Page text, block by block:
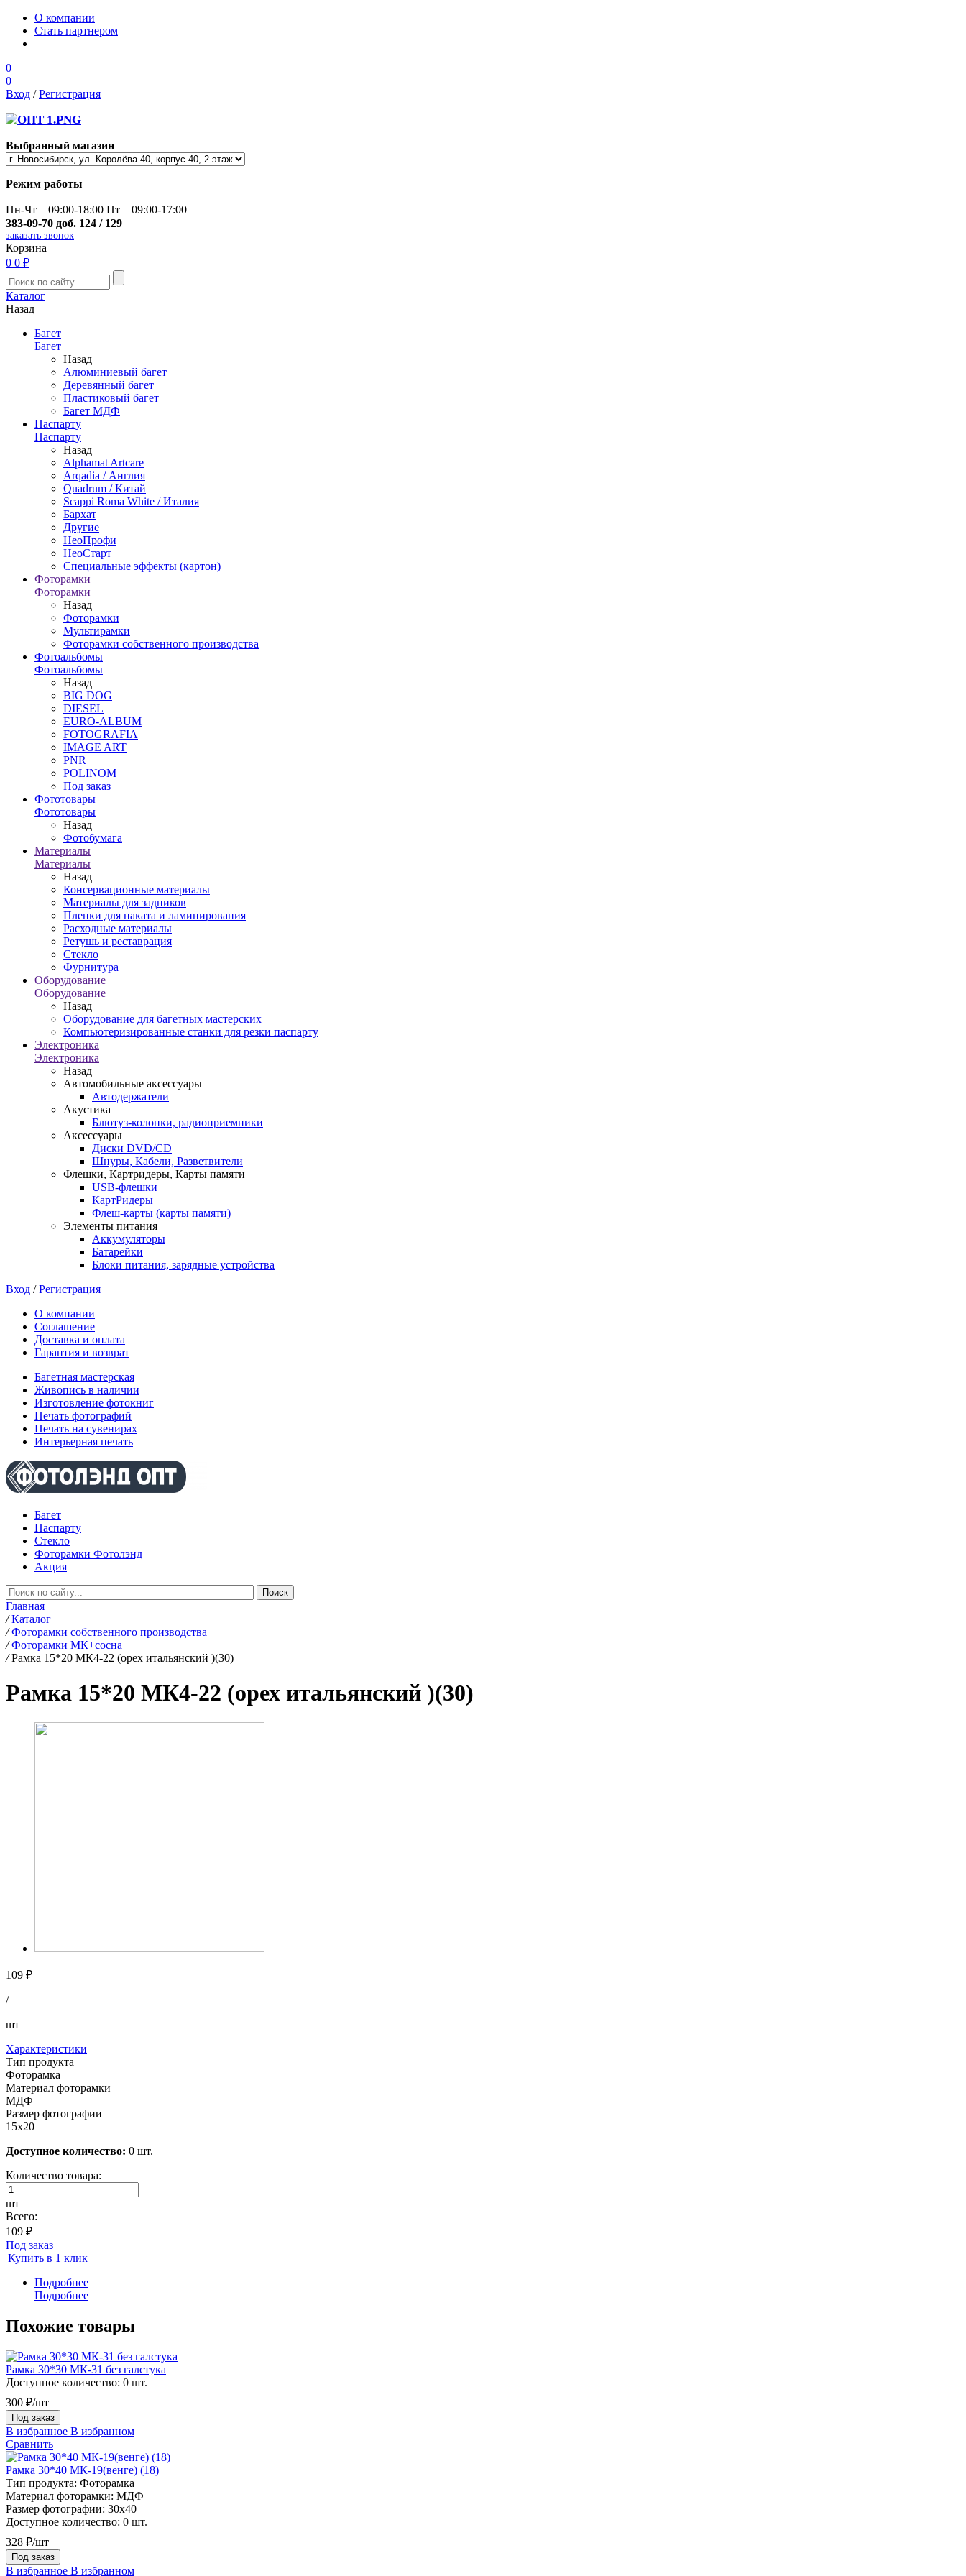
О компании
Стать партнером
0
0
Вход /Регистрация
Выбранный магазин
Режим работы
Пн-Чт – 09:00-18:00 Пт – 09:00-17:00
383-09-70 доб. 124 / 129
заказать звонок
Корзина
0 0 ₽
Каталог
Назад
Багет
Багет
Назад
Алюминиевый багет
Деревянный багет
Пластиковый багет
Багет МДФ
Паспарту
Паспарту
Назад
Alphamat Artcare
Arqadia / Англия
Quadrum / Китай
Scappi Roma White / Италия
Бархат
Другие
НеоПрофи
НеоСтарт
Специальные эффекты (картон)
Фоторамки
Фоторамки
Назад
Фоторамки
Мультирамки
Фоторамки собственного производства
Фотоальбомы
Фотоальбомы
Назад
BIG DOG
DIESEL
EURO-ALBUM
FOTOGRAFIA
IMAGE ART
PNR
POLINOM
Под заказ
Фототовары
Фототовары
Назад
Фотобумага
Материалы
Материалы
Назад
Консервационные материалы
Материалы для задников
Пленки для наката и ламинирования
Расходные материалы
Ретушь и реставрация
Стекло
Фурнитура
Оборудование
Оборудование
Назад
Оборудование для багетных мастерских
Компьютеризированные станки для резки паспарту
Электроника
Электроника
Назад
Автомобильные аксессуары
Автодержатели
Акустика
Блютуз-колонки, радиоприемники
Аксессуары
Диски DVD/CD
Шнуры, Кабели, Разветвители
Флешки, Картридеры, Карты памяти
USB-флешки
КартРидеры
Флеш-карты (карты памяти)
Элементы питания
Аккумуляторы
Батарейки
Блоки питания, зарядные устройства
Вход /Регистрация
О компании
Соглашение
Доставка и оплата
Гарантия и возврат
Багетная мастерская
Живопись в наличии
Изготовление фотокниг
Печать фотографий
Печать на сувенирах
Интерьерная печать
Багет
Паспарту
Стекло
Фоторамки Фотолэнд
Акция
Главная
/ Каталог
/ Фоторамки собственного производства
/ Фоторамки МК+сосна
/ Рамка 15*20 МК4-22 (орех итальянский )(30)
Рамка 15*20 МК4-22 (орех итальянский )(30)
109 ₽
/
шт
Характеристики
Тип продукта
Фоторамка
Материал фоторамки
МДФ
Размер фотографии
15х20
Доступное количество: 0 шт.
Количество товара:
шт
Всего:
109 ₽
Под заказ
Купить в 1 клик
Подробнее
Подробнее
Похожие товары
Рамка 30*30 МК-31 без галстука
Доступное количество: 0 шт.
300 ₽/шт
Под заказ
В избранное В избранном
Сравнить
Рамка 30*40 МК-19(венге) (18)
Тип продукта: Фоторамка
Материал фоторамки: МДФ
Размер фотографии: 30х40
Доступное количество: 0 шт.
328 ₽/шт
Под заказ
В избранное В избранном